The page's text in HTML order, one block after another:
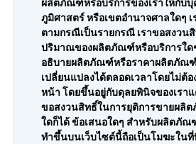
ภูมิศาสตร์ หรือเขตอำนาจศาลใดๆ
ตามกรณีเป็นรายกรณี เราขอสงวน
ปริมาณของผลิตภัณฑ์หรือบริการใด
อธิบายผลิตภัณฑ์หรือราคาผลิตภัณ
เปลี่ยนแปลงได้ตลอดเวลาโดยไม่ต้
หน้า โดยขึ้นอยู่กับดุลยพินิจของเราแ
ขอสงวนสิทธิ์ในการยุติการขายผลิ
ใดก็ได้ ข้อเสนอใดๆ สำหรับผลิตภัณ
ทำขึ้นบนเว็บไซต์นี้ถือเป็นโมฆะในที่